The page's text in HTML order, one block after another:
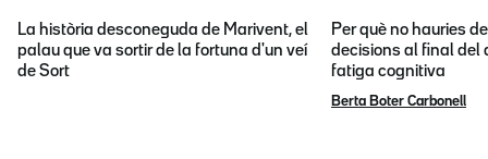
La història desconeguda de Marivent, el
palau que va sortir de la fortuna d'un veí
de Sort
Per què no hauries
decisions al final del
fatiga cognitiva
Berta Boter Carbonell